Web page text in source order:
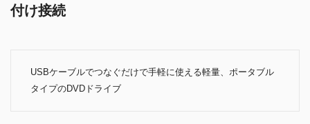
付け接続
USBケーブルでつなぐだけで手軽に使える軽量、ポータブル
タイプのDVDドライブ